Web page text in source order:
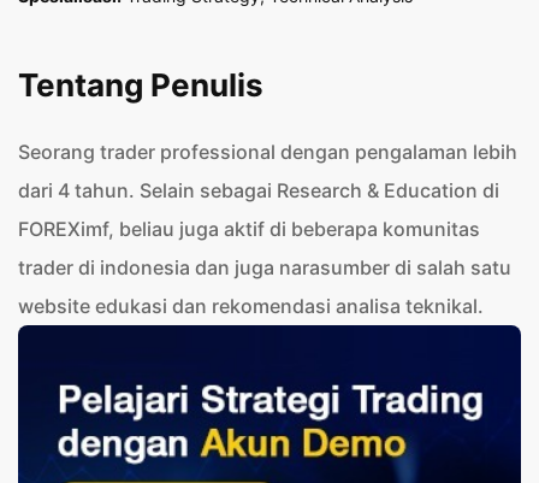
Tentang Penulis
Seorang trader professional dengan pengalaman lebih
dari 4 tahun. Selain sebagai Research & Education di
FOREXimf, beliau juga aktif di beberapa komunitas
trader di indonesia dan juga narasumber di salah satu
website edukasi dan rekomendasi analisa teknikal.